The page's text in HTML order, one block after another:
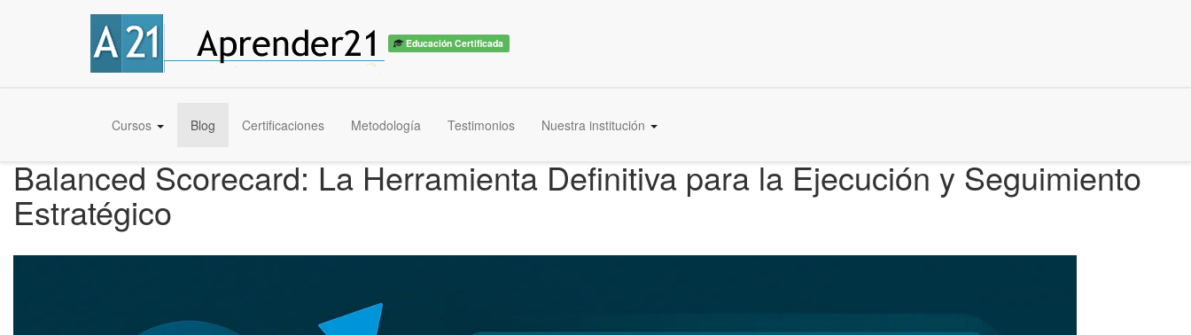
Educación Certificada
Cursos Blog Certificaciones Metodología Testimonios Nuestra institución
Balanced Scorecard: La Herramienta Definitiva para la Ejecución y Seguimiento
Estratégico